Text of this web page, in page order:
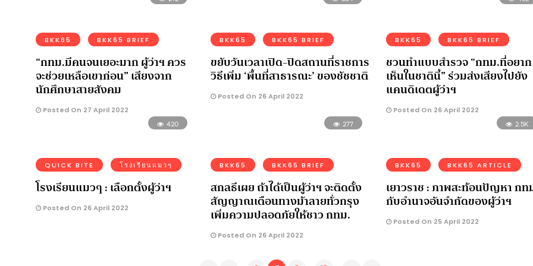
BKK65 BKK65 BRIEF
“กทม.มีคนจนเยอะมาก ผู้ว่าฯ ควร
จะช่วยเหลือเขาก่อน” เสียงจาก
นักศึกษาสายสังคม
Posted On 27 April 2022
BKK65 BKK65 BRIEF
ขยับวันเวลาเปิด-ปิดสถานที่ราชการ
วิธีเพิ่ม ‘พื้นที่สาธารณะ’ ของชัชชาติ
Posted On 26 April 2022
BKK65 BKK65 BRIEF
ชวนทำแบบสำรวจ “กทม.ที่อยาก
เห็นในชาตินี้” ร่วมส่งเสียงไปยัง
แคนดิเดตผู้ว่าฯ
Posted On 26 April 2022
420
QUICK BITE โรงเรียนแมวๆ
โรงเรียนแมวๆ : เลือกตั้งผู้ว่าฯ
Posted On 26 April 2022
277
BKK65 BKK65 BRIEF
สกลธีเผย ถ้าได้เป็นผู้ว่าฯ จะติดตั้ง
สัญญาณเตือนทางม้าลายทั่วกรุง
เพิ่มความปลอดภัยให้ชาว กทม.
Posted On 26 April 2022
2.5K
BKK65 BKK65 ARTICLE
เยาวราช : ภาพสะท้อนปัญหา ก
กับอำนาจอันจำกัดของผู้ว่าฯ
Posted On 25 April 2022